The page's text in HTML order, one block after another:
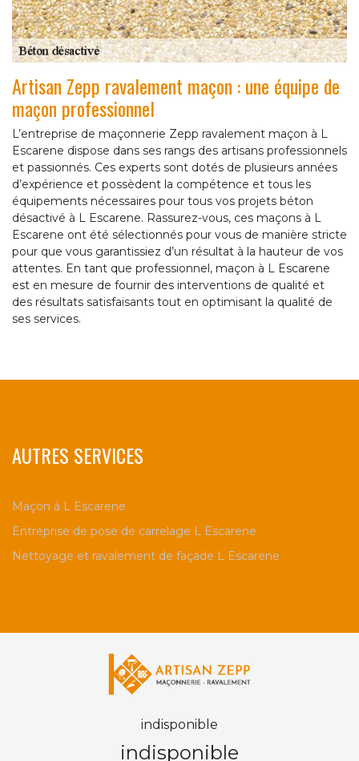
Artisan Zepp ravalement maçon : une équipe de
maçon professionnel
L’entreprise de maçonnerie Zepp ravalement maçon à L
Escarene dispose dans ses rangs des artisans professionnels
et passionnés. Ces experts sont dotés de plusieurs années
d’expérience et possèdent la compétence et tous les
équipements nécessaires pour tous vos projets béton
désactivé à L Escarene. Rassurez-vous, ces maçons à L
Escarene ont été sélectionnés pour vous de manière stricte
pour que vous garantissiez d’un résultat à la hauteur de vos
attentes. En tant que professionnel, maçon à L Escarene
est en mesure de fournir des interventions de qualité et
des résultats satisfaisants tout en optimisant la qualité de
ses services.
AUTRES SERVICES
Maçon à L Escarene
Entreprise de pose de carrelage L Escarene
Nettoyage et ravalement de façade L Escarene
indisponible
indisponible